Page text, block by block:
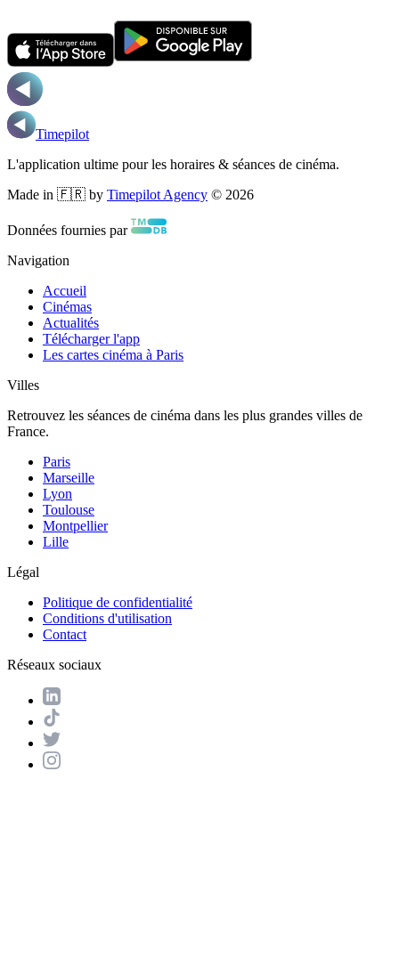
Timepilot
L'application ultime pour les horaires & séances de cinéma.
Made in 🇫🇷 by Timepilot Agency © 2026
Données fournies par
Navigation
Accueil
Cinémas
Actualités
Télécharger l'app
Les cartes cinéma à Paris
Villes
Retrouvez les séances de cinéma dans les plus grandes villes de
France.
Paris
Marseille
Lyon
Toulouse
Montpellier
Lille
Légal
Politique de confidentialité
Conditions d'utilisation
Contact
Réseaux sociaux